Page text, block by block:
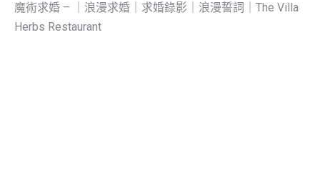
魔術求婚 – ｜浪漫求婚｜求婚錄影｜浪漫誓詞｜The Villa
Herbs Restaurant